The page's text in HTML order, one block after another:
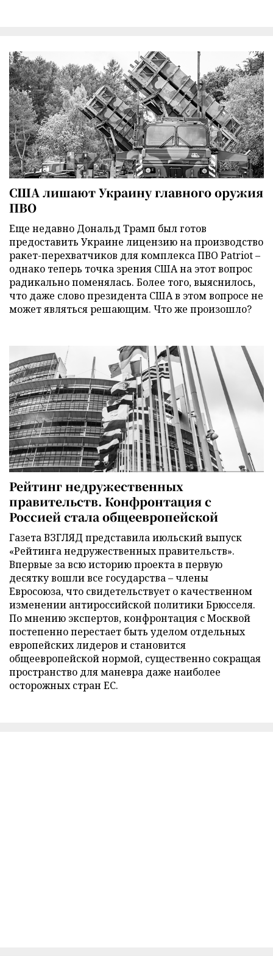
США лишают Украину главного оружия
ПВО
Еще недавно Дональд Трамп был готов
предоставить Украине лицензию на производство
ракет-перехватчиков для комплекса ПВО Patriot –
однако теперь точка зрения США на этот вопрос
радикально поменялась. Более того, выяснилось,
что даже слово президента США в этом вопросе не
может являться решающим. Что же произошло?
Рейтинг недружественных
правительств. Конфронтация с
Россией стала общеевропейской
Газета ВЗГЛЯД представила июльский выпуск
«Рейтинга недружественных правительств».
Впервые за всю историю проекта в первую
десятку вошли все государства – члены
Евросоюза, что свидетельствует о качественном
изменении антироссийской политики Брюсселя.
По мнению экспертов, конфронтация с Москвой
постепенно перестает быть уделом отдельных
европейских лидеров и становится
общеевропейской нормой, существенно сокращая
пространство для маневра даже наиболее
осторожных стран ЕС.